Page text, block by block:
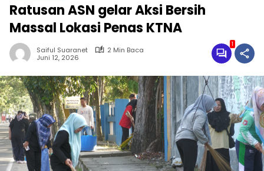
Ratusan ASN gelar Aksi Bersih
Massal Lokasi Penas KTNA
Saiful Suaranet
2 Min Baca
Juni 12, 2026
1